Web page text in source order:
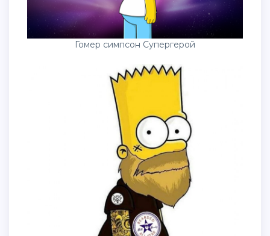
Гомер симпсон Супергерой